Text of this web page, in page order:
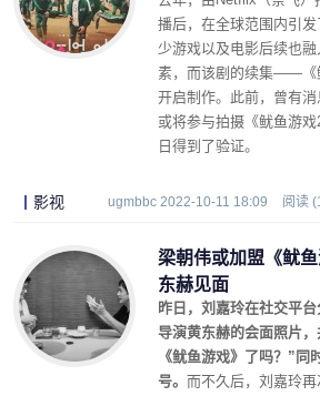
播后，在全球范围内引
少游戏以及电影后续也
素，而该剧的续集——《
开启制作。此前，曾有
或将参与拍摄《鱿鱼游
日得到了验证。
影视 ugmbbc 2022-10-11 18:09 阅读
梁朝伟或加盟《鱿
东赫见面
昨日，刘嘉玲在社交平
导演黄东赫的会面照片
《鱿鱼游戏》了吗？”同
号。 而不久后，刘嘉玲